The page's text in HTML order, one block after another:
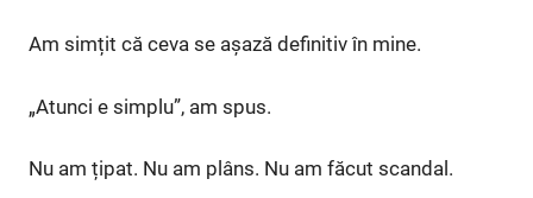
Am simțit că ceva se așază definitiv în mine.
„Atunci e simplu”, am spus.
Nu am țipat. Nu am plâns. Nu am făcut scandal.